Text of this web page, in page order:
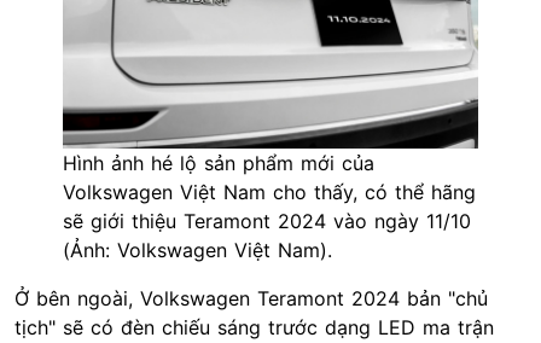
Hình ảnh hé lộ sản phẩm mới của
Volkswagen Việt Nam cho thấy, có thể hãng
sẽ giới thiệu Teramont 2024 vào ngày 11/10
(Ảnh: Volkswagen Việt Nam).
Ở bên ngoài, Volkswagen Teramont 2024 bản "chủ
tịch" sẽ có đèn chiếu sáng trước dạng LED ma trận